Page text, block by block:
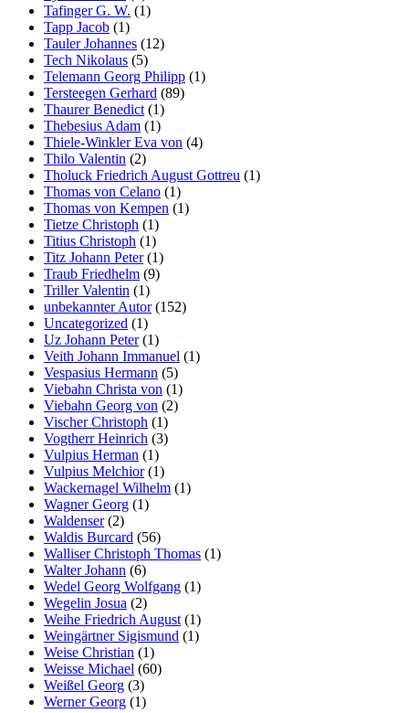
Tafinger G. W. (1)
Tapp Jacob (1)
Tauler Johannes (12)
Tech Nikolaus (5)
Telemann Georg Philipp (1)
Tersteegen Gerhard (89)
Thaurer Benedict (1)
Thebesius Adam (1)
Thiele-Winkler Eva von (4)
Thilo Valentin (2)
Tholuck Friedrich August Gottreu (1)
Thomas von Celano (1)
Thomas von Kempen (1)
Tietze Christoph (1)
Titius Christoph (1)
Titz Johann Peter(1)
Traub Friedhelm (9)
Triller Valentin (1)
unbekannter Autor(152)
Uncategorized (1)
Uz Johann Peter(1)
Veith Johann Immanuel (1)
Vespasius Hermann (5)
Viebahn Christa von (1)
Viebahn Georg von (2)
Vischer Christoph (1)
Vogtherr Heinrich (3)
Vulpius Herman (1)
Vulpius Melchior(1)
Wackernagel Wilhelm (1)
Wagner Georg (1)
Waldenser(2)
Waldis Burcard (56)
Walliser Christoph Thomas (1)
Walter Johann (6)
Wedel Georg Wolfgang (1)
Wegelin Josua (2)
Weihe Friedrich August (1)
Weingärtner Sigismund (1)
Weise Christian (1)
Weisse Michael (60)
Weißel Georg (3)
Werner Georg (1)